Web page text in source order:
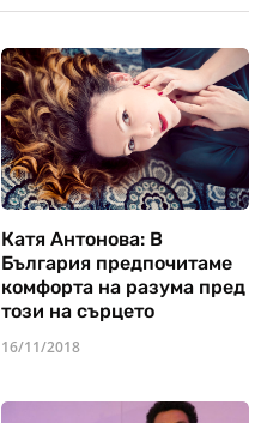
Катя Антонова: В
България предпочитаме
комфорта на разума пред
този на сърцето
16/11/2018